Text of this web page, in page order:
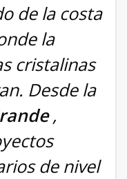
de la costa
la
cristalinas
Desde la
,
de nivel